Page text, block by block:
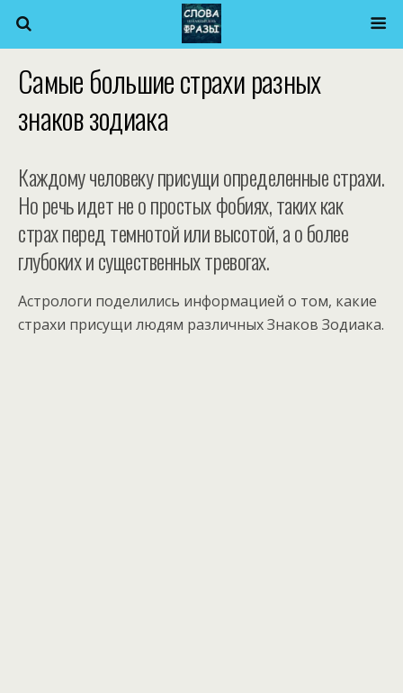
Самые большие страхи разных
знаков зодиака
Каждому человеку присущи определенные страхи.
Но речь идет не о простых фобиях, таких как
страх перед темнотой или высотой, а о более
глубоких и существенных тревогах.
Астрологи поделились информацией о том, какие
страхи присущи людям различных Знаков Зодиака.